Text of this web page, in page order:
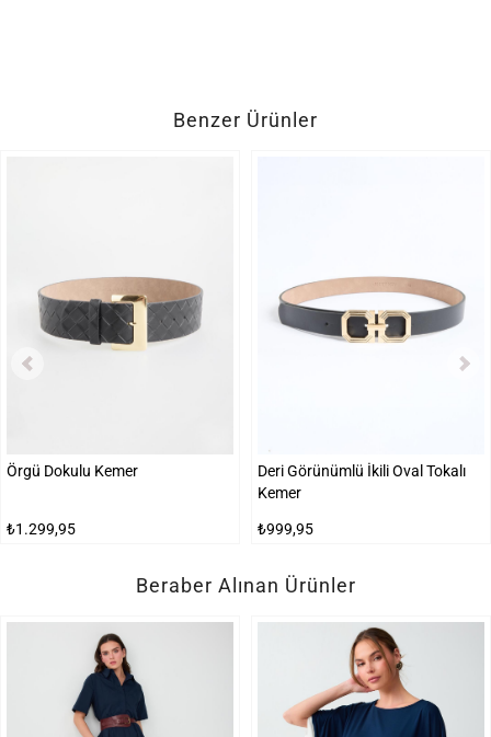
Benzer Ürünler
Örgü Dokulu Kemer
₺1.299,95
Deri Görünümlü İkili Oval Tokalı
Kemer
₺999,95
Beraber Alınan Ürünler